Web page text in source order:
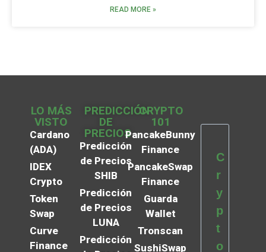
READ MORE »
LO MÁS
VISTO
Cardano
(ADA)
IDEX
Crypto
Token
Swap
Curve
Finance
PREDICCIÓN
DE
PRECIOS
Predicción
de Precios
SHIB
Predicción
de Precios
LUNA
Predicción
CRYPTO
101
PancakeBunny
Finance
PancakeSwap
Finance
Guarda
Wallet
Tronscan
SushiSwap
C
r
y
p
t
o